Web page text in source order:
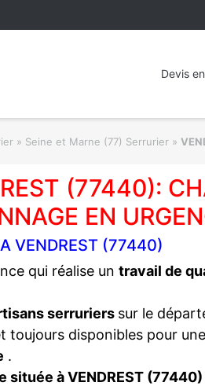
Devis
» Seine et Marne (77) Serrurier »
(77440):
EN
A VENDREST (77440)
qui réalise un travail de
serruriers sur le
toujours disponibles pour une
.
à VENDREST (77440)